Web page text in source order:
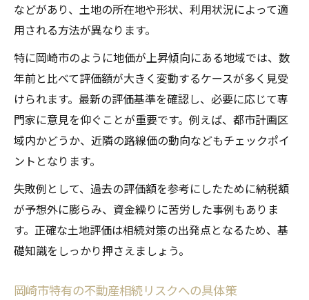
適正評価が不動産相続の節税に直結する理
由
専門家による現地調査の必要性と不動産相
続
土地評価時のチェックポイントを徹底解説
不動産相続で評価額を抑える具体的な工夫
小規模宅地特例を活用した節税策のコツ
不動産相続で小規模宅地特例を活用する条
件
小規模宅地特例の申告手続きと注意点
特例による不動産相続の節税メリットとは
配偶者税額軽減と不動産相続の賢い組み合
などがあり、土地の所在地や形状、利用状況によって適
用される方法が異なります。
特に岡崎市のように地価が上昇傾向にある地域では、数
年前と比べて評価額が大きく変動するケースが多く見受
けられます。最新の評価基準を確認し、必要に応じて専
門家に意見を仰ぐことが重要です。例えば、都市計画区
域内かどうか、近隣の路線価の動向などもチェックポイ
ントとなります。
失敗例として、過去の評価額を参考にしたために納税額
が予想外に膨らみ、資金繰りに苦労した事例もありま
す。正確な土地評価は相続対策の出発点となるため、基
礎知識をしっかり押さえましょう。
岡崎市特有の不動産相続リスクへの具体策